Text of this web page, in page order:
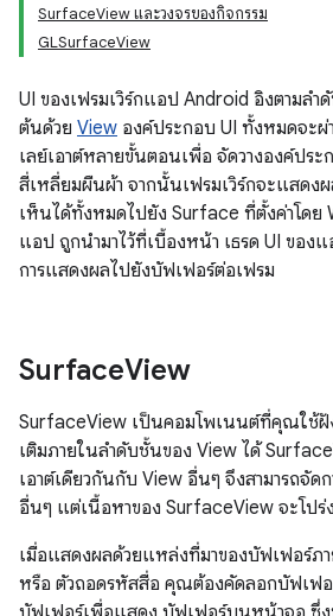
SurfaceView และวงจรของกิจกรรม
GLSurfaceView
UI ของเฟรมเวิร์กแอป Android อิงตามลำ
ต้นด้วย View องค์ประกอบ UI ทั้งหมดจะผ่
เลย์เอาต์หลายขั้นตอนเพื่อ จัดวางองค์ปร
สี่เหลี่ยมผืนผ้า จากนั้นเฟรมเวิร์กจะแสดง
เห็นได้ทั้งหมดไปยัง Surface ที่ตั้งค่าโดย
แอป ถูกนำมาไว้ที่เบื้องหน้า เธรด UI ของ
การแสดงผลไปยังบัฟเฟอร์ต่อเฟรม
SurfaceView
SurfaceView เป็นคอมโพเนนต์ที่คุณใช้ฝั
เติมภายในลำดับชั้นของ View ได้
เอาต์เดียวกันกับ View อื่นๆ จึงสามารถจัด
อื่นๆ แต่เนื้อหาของ SurfaceView จะโปร่
เมื่อแสดงผลด้วยแหล่งที่มาของบัฟเฟอร์ภ
หรือ ตัวถอดรหัสสื่อ คุณต้องคัดลอกบัฟเฟ